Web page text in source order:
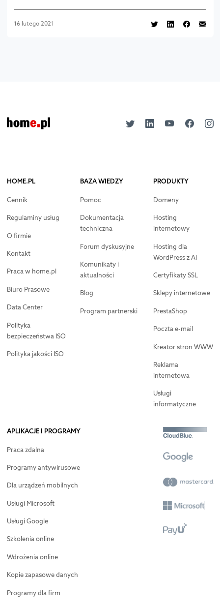
16 lutego 2021
HOME.PL
Cennik
Regulaminy usług
O firmie
Kontakt
Praca w home.pl
Biuro Prasowe
Data Center
Polityka
bezpieczeństwa ISO
Polityka jakości ISO
BAZA WIEDZY
Pomoc
Dokumentacja
techniczna
Forum dyskusyjne
Komunikaty i
aktualności
Blog
Program partnerski
PRODUKTY
Domeny
Hosting
internetowy
Hosting dla
WordPress z AI
Certyfikaty SSL
Sklepy internetowe
PrestaShop
Poczta e-mail
Kreator stron WWW
Reklama
internetowa
Usługi
informatyczne
APLIKACJE I PROGRAMY
Praca zdalna
Programy antywirusowe
Dla urządzeń mobilnych
Usługi Microsoft
Usługi Google
Szkolenia online
Wdrożenia online
Kopie zapasowe danych
Programy dla firm